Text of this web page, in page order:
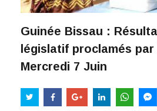
Guinée Bissau :
législatif proclamés par
Mercredi 7 Juin